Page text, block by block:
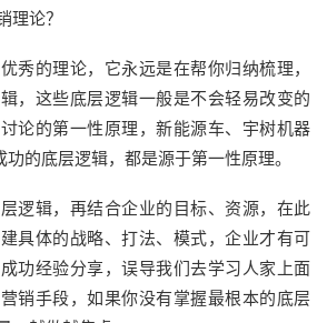
理论？
秀的理论，它永远是在帮你归纳梳理，
，这些底层逻辑一般是不会轻易改变的
论的第一性原理，新能源车、宇树机器
的底层逻辑，都是源于第一性原理。
逻辑，再结合企业的目标、资源，在此
具体的战略、打法、模式，企业才有可
功经验分享，误导我们去学习人家上面
销手段，如果你没有掌握最根本的底层